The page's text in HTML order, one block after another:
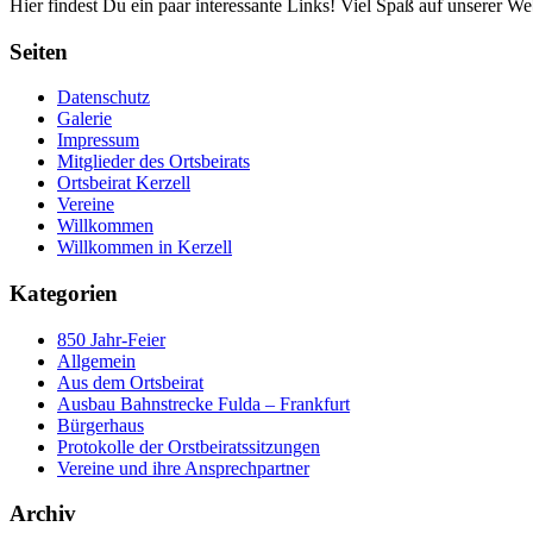
Hier findest Du ein paar interessante Links! Viel Spaß auf unserer
Seiten
Datenschutz
Galerie
Impressum
Mitglieder des Ortsbeirats
Ortsbeirat Kerzell
Vereine
Willkommen
Willkommen in Kerzell
Kategorien
850 Jahr-Feier
Allgemein
Aus dem Ortsbeirat
Ausbau Bahnstrecke Fulda – Frankfurt
Bürgerhaus
Protokolle der Orstbeiratssitzungen
Vereine und ihre Ansprechpartner
Archiv